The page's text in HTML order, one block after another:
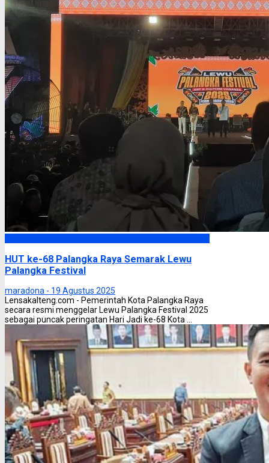
HUT ke-68 Palangka Raya Semarak Lewu
Palangka Festival
maradona - 19 Agustus 2025
Lensakalteng.com - Pemerintah Kota Palangka Raya
secara resmi menggelar Lewu Palangka Festival 2025
sebagai puncak peringatan Hari Jadi ke-68 Kota ...